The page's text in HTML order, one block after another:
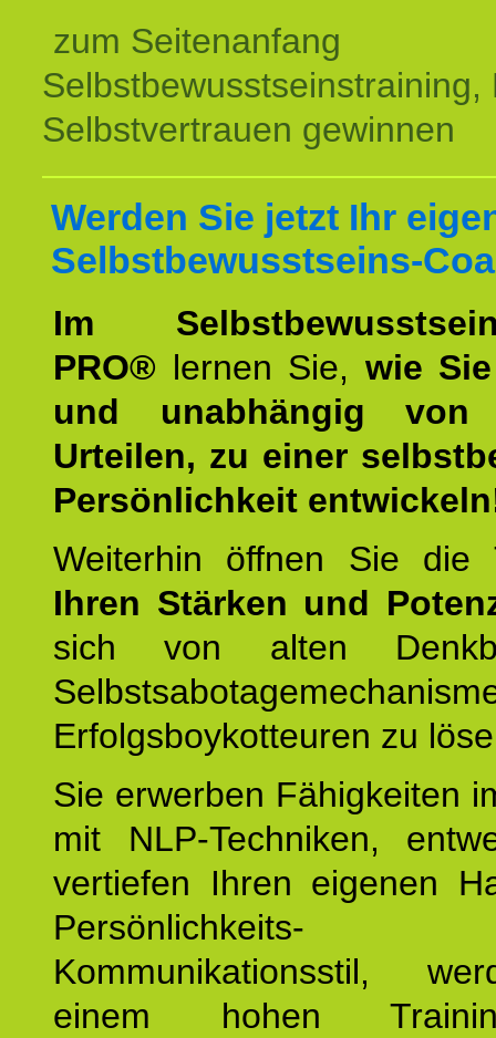
zum Seitenanfang
Selbstbewusstseinstraining,
Selbstvertrauen gewinnen
Werden Sie jetzt Ihr
Selbstbewusstseins-
Im
PRO® lernen Sie, wie
und unabhängig von
Urteilen, zu einer
Persönlichkeit
Weiterhin öffnen Sie
Ihren Stärken und
sich von alten
Erfolgsboykotteuren zu
Sie erwerben Fähigkeiten
mit NLP-Techniken,
vertiefen Ihren eigenen
Kommunikationsstil,
einem hohen